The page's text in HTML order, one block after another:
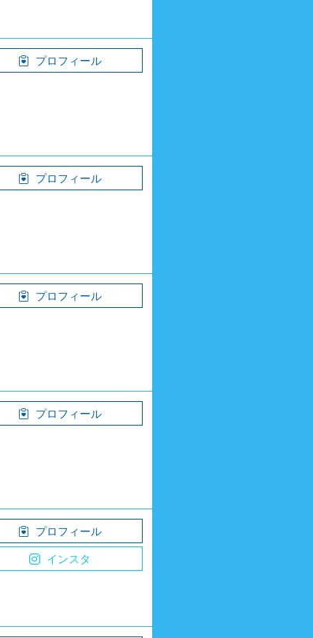
プロフィール
プロフィール
プロフィール
プロフィール
プロフィール
インスタ